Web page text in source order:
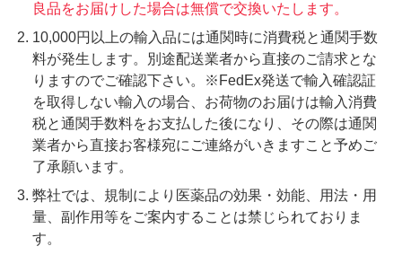
良品をお届けした場合は無償で交換いたします。
10,000円以上の輸入品には通関時に消費税と通関手数
料が発生します。別途配送業者から直接のご請求とな
りますのでご確認下さい。※FedEx発送で輸入確認証
を取得しない輸入の場合、お荷物のお届けは輸入消費
税と通関手数料をお支払した後になり、その際は通関
業者から直接お客様宛にご連絡がいきますこと予めご
了承願います。
弊社では、規制により医薬品の効果・効能、用法・用
量、副作用等をご案内することは禁じられておりま
す。